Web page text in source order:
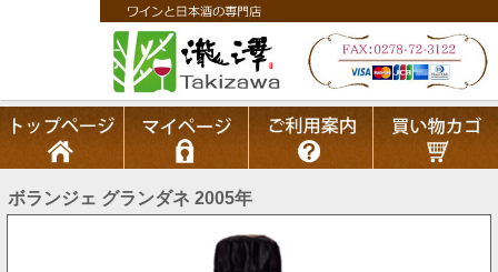
ボランジェ グランダネ 2005年